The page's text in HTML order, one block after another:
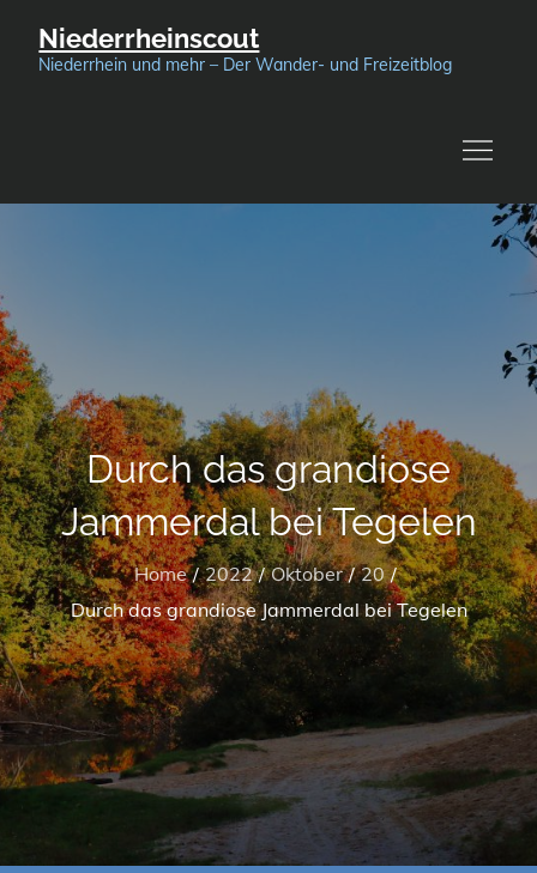
Niederrheinscout
Niederrhein und mehr – Der Wander- und Freizeitblog
Durch das grandiose
Jammerdal bei Tegelen
Home 2022 Oktober
20
Durch das grandiose Jammerdal bei Tegelen